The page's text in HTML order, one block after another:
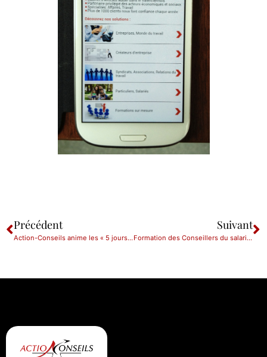
Précédent
Action-Conseils anime les « 5 jours pour entreprendre » organisés par la CCI Grand Hainaut
Suivant
Formation des Conseillers du salarié à l’entretien préalable au licenciement